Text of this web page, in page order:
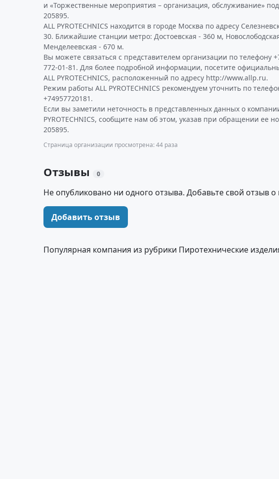
и «Торжественные мероприятия – организация, обслуживание»
205895.
ALL PYROTECHNICS находится в городе Москва по адресу
30. Ближайшие станции метро: Достоевская - 360 м,
Менделеевская - 670 м.
Вы можете связаться с представителем организации по телефону
772-01-81. Для более подробной информации, посетите
ALL PYROTECHNICS, расположенный по адресу http://www.allp.ru.
Режим работы ALL PYROTECHNICS рекомендуем уточнить по
+74957720181.
Если вы заметили неточность в представленных данных о
PYROTECHNICS, сообщите нам об этом, указав при обращении ее
205895.
Страница организации просмотрена: 44 раза
Отзывы 0
Не опубликовано ни одного отзыва. Добавьте свой отзыв
Добавить отзыв
Популярная компания из рубрики Пиротехнические